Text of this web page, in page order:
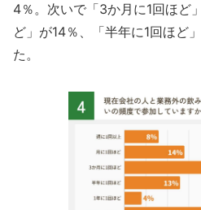
4％。次いで「3か月に1回ほど
ど」が14％、「半年に1回ほど
た。